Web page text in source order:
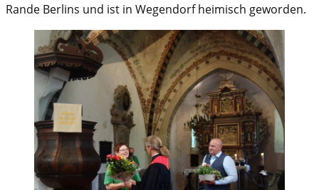
Rande Berlins und ist in Wegendorf heimisch geworden.